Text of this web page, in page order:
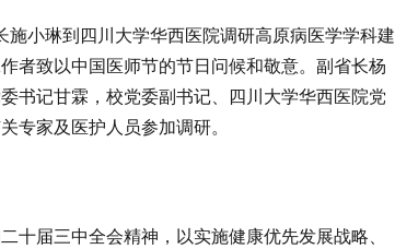
施小琳到四川大学华西医院调研高原病医学学科建
者致以中国医师节的节日问候和敬意。副省长杨
书记甘霖，校党委副书记、四川大学华西医院党
专家及医护人员参加调研。
十届三中全会精神，以实施健康优先发展战略、